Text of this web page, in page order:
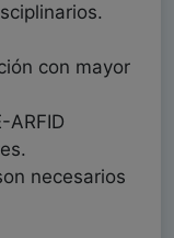
con mayor
ARFID
necesarios